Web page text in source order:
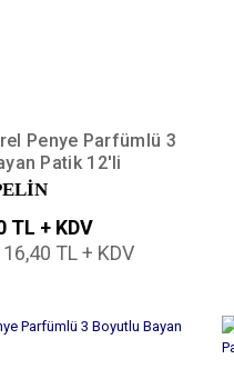
Penye Parfümlü 3
Patik 12'li
TL + KDV
TL + KDV